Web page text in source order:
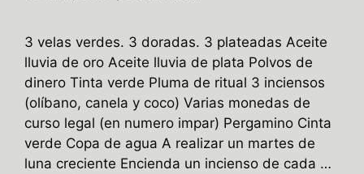
3 velas verdes. 3 doradas. 3 plateadas Aceite
lluvia de oro Aceite lluvia de plata Polvos de
dinero Tinta verde Pluma de ritual 3 inciensos
(olíbano, canela y coco) Varias monedas de
curso legal (en numero impar) Pergamino Cinta
verde Copa de agua A realizar un martes de
luna creciente Encienda un incienso de cada …